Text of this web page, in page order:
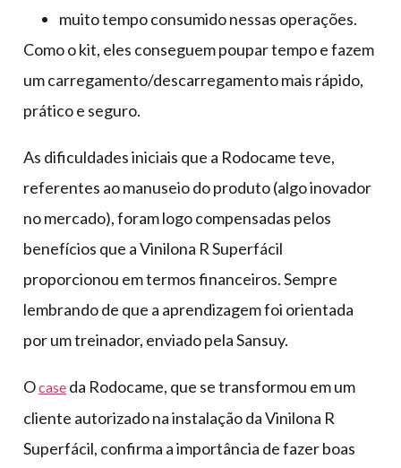
muito tempo consumido nessas operações.
Como o kit, eles conseguem poupar tempo e fazem
um carregamento/descarregamento mais rápido,
prático e seguro.
As dificuldades iniciais que a Rodocame teve,
referentes ao manuseio do produto (algo inovador
no mercado), foram logo compensadas pelos
benefícios que a Vinilona R Superfácil
proporcionou em termos financeiros. Sempre
lembrando de que a aprendizagem foi orientada
por um treinador, enviado pela Sansuy.
Ocase da Rodocame, que se transformou em um
cliente autorizado na instalação da Vinilona R
Superfácil, confirma a importância de fazer boas